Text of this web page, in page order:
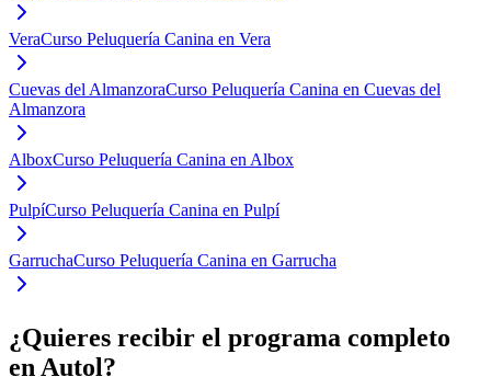
VeraCurso Peluquería Canina en Vera
Cuevas del AlmanzoraCurso Peluquería Canina en Cuevas del
Almanzora
AlboxCurso Peluquería Canina en Albox
PulpíCurso Peluquería Canina en Pulpí
GarruchaCurso Peluquería Canina en Garrucha
¿Quieres recibir el programa completo
en Autol?